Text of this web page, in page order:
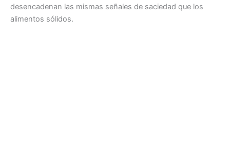
desencadenan las mismas señales de saciedad que los
alimentos sólidos.